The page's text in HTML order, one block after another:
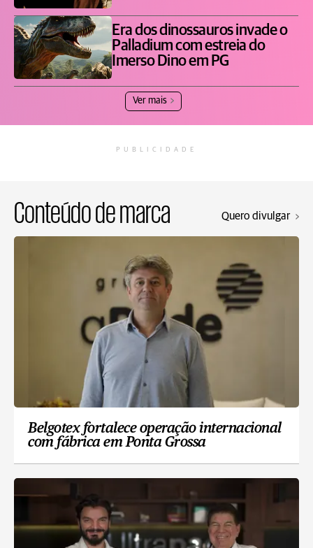
Era dos dinossauros invade o
Palladium com estreia do
Imerso Dino em PG
Ver mais
PUBLICIDADE
Conteúdo de marca Quero divulgar
Belgotex fortalece operação internacional
com fábrica em Ponta Grossa